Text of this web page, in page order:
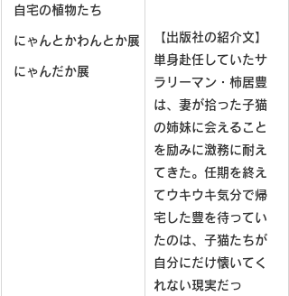
自宅の植物たち
にゃんとかわんとか展
にゃんだか展
【出版社の紹介文】
単身赴任していたサ
ラリーマン・柿居豊
は、妻が拾った子猫
の姉妹に会えること
を励みに激務に耐え
てきた。任期を終え
てウキウキ気分で帰
宅した豊を待ってい
たのは、子猫たちが
自分にだけ懐いてく
れない現実だっ